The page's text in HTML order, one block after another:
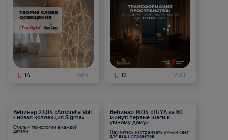
14 664 12 1200
Вебинар 23.04 «Ambrella Volt
- новая коллекция Sigma»
Стиль и технологии в каждой
детали
Вебинар 16.04 «TUYA за 60
минут: первые шаги к
умному дому»
Научитесь настраивать умный свет
для ваших проектов